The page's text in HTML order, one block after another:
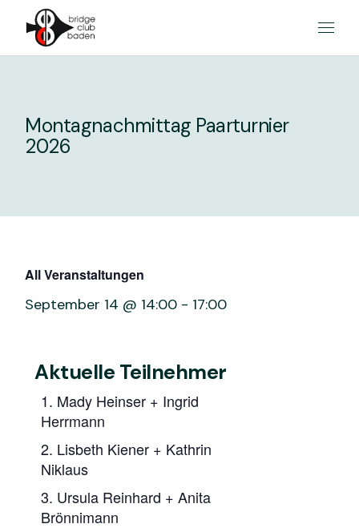
content
Montagnachmittag Paarturnier
2026
All Veranstaltungen
September 14 @ 14:00 - 17:00
Aktuelle Teilnehmer
1. Mady Heinser + Ingrid
Herrmann
2. Lisbeth Kiener + Kathrin
Niklaus
3. Ursula Reinhard + Anita
Brönnimann